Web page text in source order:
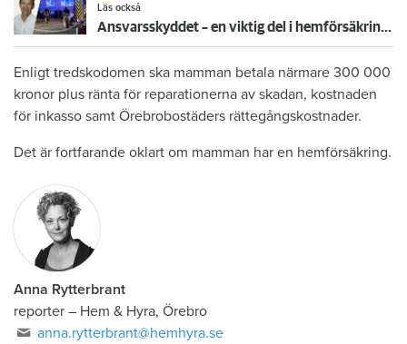
Läs också
Ansvarsskyddet – en viktig del i hemförsäkringen
Enligt tredskodomen ska mamman betala närmare 300 000
kronor plus ränta för reparationerna av skadan, kostnaden
för inkasso samt Örebrobostäders rättegångskostnader.
Det är fortfarande oklart om mamman har en hemförsäkring.
Anna Rytterbrant
reporter – Hem & Hyra, Örebro
anna.rytterbrant@hemhyra.se